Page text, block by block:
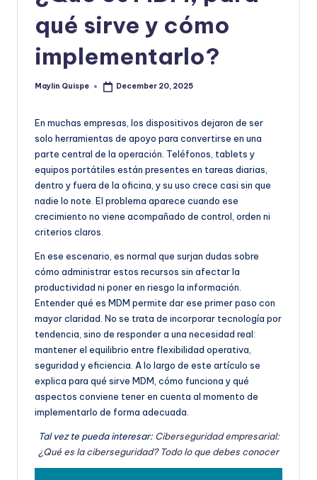
o
o
D
is
o
qué sirve y cómo
implementarlo?
Posted
Maylin Quispe December 20, 2025
En muchas empresas, los dispositivos dejaron de ser
solo herramientas de apoyo para convertirse en una
parte central de la operación. Teléfonos, tablets y
equipos portátiles están presentes en tareas diarias,
dentro y fuera de la oficina, y su uso crece casi sin que
nadie lo note. El problema aparece cuando ese
crecimiento no viene acompañado de control, orden ni
criterios claros.
En ese escenario, es normal que surjan dudas sobre
cómo administrar estos recursos sin afectar la
productividad ni poner en riesgo la información.
Entender qué es MDM permite dar ese primer paso con
mayor claridad. No se trata de incorporar tecnología por
tendencia, sino de responder a una necesidad real:
mantener el equilibrio entre flexibilidad operativa,
seguridad y eficiencia. A lo largo de este artículo se
explica para qué sirve MDM, cómo funciona y qué
aspectos conviene tener en cuenta al momento de
implementarlo de forma adecuada.
Tal vez te pueda interesar:Ciberseguridad empresarial:
¿Qué es la ciberseguridad? Todo lo que debes conocer